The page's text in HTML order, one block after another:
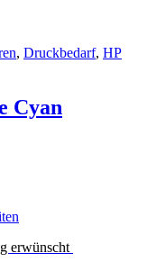
, Druckbedarf, HP
Cyan
erwünscht